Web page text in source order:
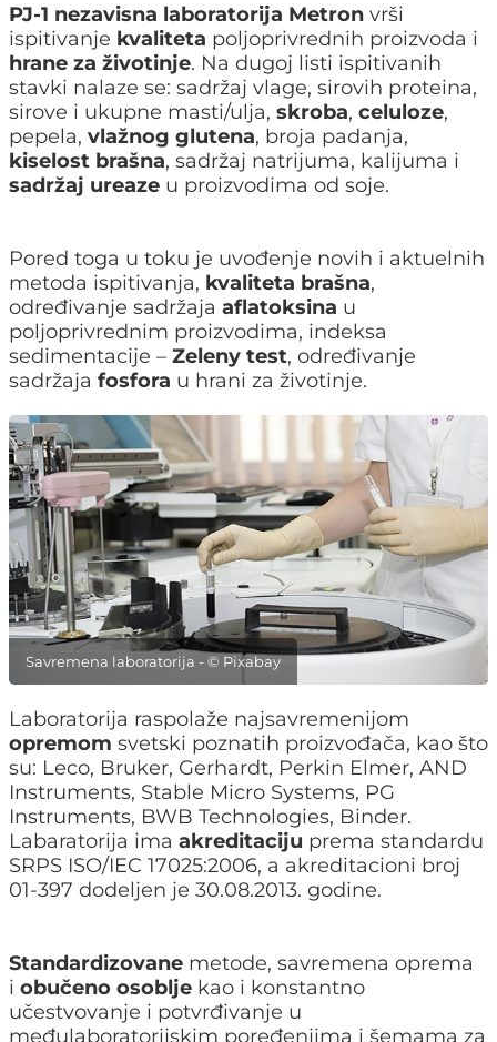
PJ-1 nezavisna laboratorija Metron vrši
ispitivanje kvaliteta poljoprivrednih proizvoda i
hrane za životinje. Na dugoj listi ispitivanih
stavki nalaze se: sadržaj vlage, sirovih proteina,
sirove i ukupne masti/ulja, skroba, celuloze,
pepela, vlažnog glutena, broja padanja,
kiselost brašna, sadržaj natrijuma, kalijuma i
sadržaj ureaze u proizvodima od soje.
Pored toga u toku je uvođenje novih i aktuelnih
metoda ispitivanja, kvaliteta brašna,
određivanje sadržaja aflatoksina u
poljoprivrednim proizvodima, indeksa
sedimentacije – Zeleny test, određivanje
sadržaja fosfora u hrani za životinje.
Savremena laboratorija - © Pixabay
Laboratorija raspolaže najsavremenijom
opremom svetski poznatih proizvođača, kao što
su: Leco, Bruker, Gerhardt, Perkin Elmer, AND
Instruments, Stable Micro Systems, PG
Instruments, BWB Technologies, Binder.
Labaratorija ima akreditaciju prema standardu
SRPS ISO/IEC 17025:2006, a akreditacioni broj
01-397 dodeljen je 30.08.2013. godine.
Standardizovane metode, savremena oprema
i obučeno osoblje kao i konstantno
učestvovanje i potvrđivanje u
međulaboratorijskim poređenjima i šemama za